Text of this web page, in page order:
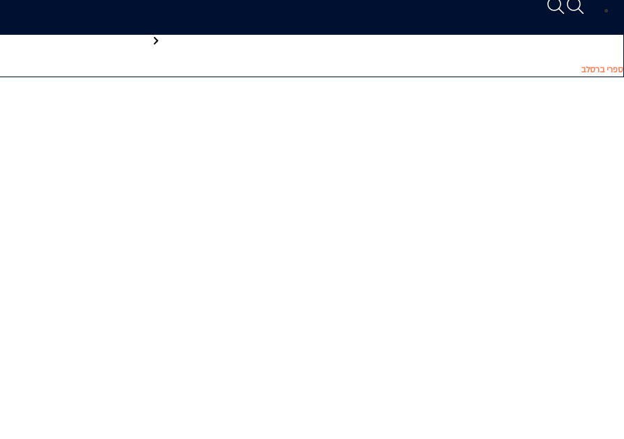
ספרי ברסלב